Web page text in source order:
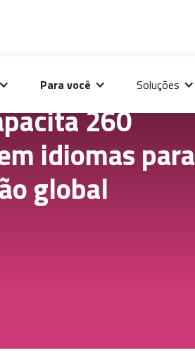
Para você Soluções
navegação.
260
idiomas para
global